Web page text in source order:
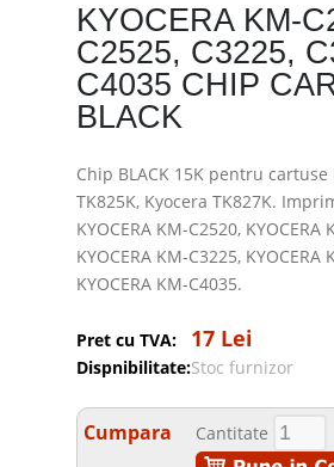
KYOCERA KM-
C2525, C3225,
C4035 CHIP
BLACK
Chip BLACK 15K pentru cartuse
TK825K, Kyocera TK827K.
KYOCERA KM-C2520, KYOCERA
KYOCERA KM-C3225, KYOCERA
KYOCERA KM-C4035.
Pret cu TVA: 17 Lei
Dispnibilitate:Stoc furnizor
Cumpara Cantitate